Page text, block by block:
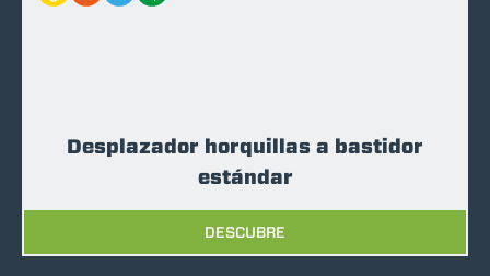
Desplazador horquillas a bastidor
estándar
DESCUBRE